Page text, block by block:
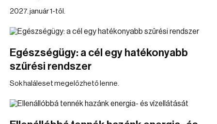
2027. január 1-től.
Egészségügy: a cél egy hatékonyabb
szűrési rendszer
Sok haláleset megelőzhető lenne.